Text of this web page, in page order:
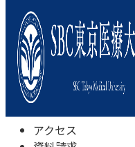
本学について
学びの特色
学部・学科
キャンパスライフ
入試情報
受験相談会
アクセス